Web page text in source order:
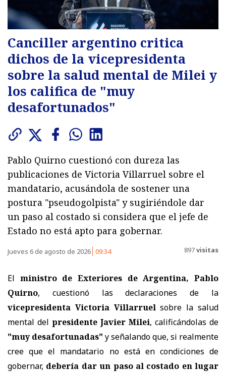
Canciller argentino critica
dichos de la vicepresidenta
sobre la salud mental de Milei y
los califica de "muy
desafortunados"
Pablo Quirno cuestionó con dureza las
publicaciones de Victoria Villarruel sobre el
mandatario, acusándola de sostener una
postura "pseudogolpista" y sugiriéndole dar
un paso al costado si considera que el jefe de
Estado no está apto para gobernar.
Jueves 6 de agosto de 2026 09:34 897visitas
El ministro de Exteriores de Argentina, Pablo
Quirno, cuestionó las declaraciones de la
vicepresidenta Victoria Villarruelsobre la salud
mental del presidente Javier Milei, calificándolas de
"muy desafortunadas" y señalando que, si realmente
cree que el mandatario no está en condiciones de
gobernar, debería dar un paso al costado en lugar